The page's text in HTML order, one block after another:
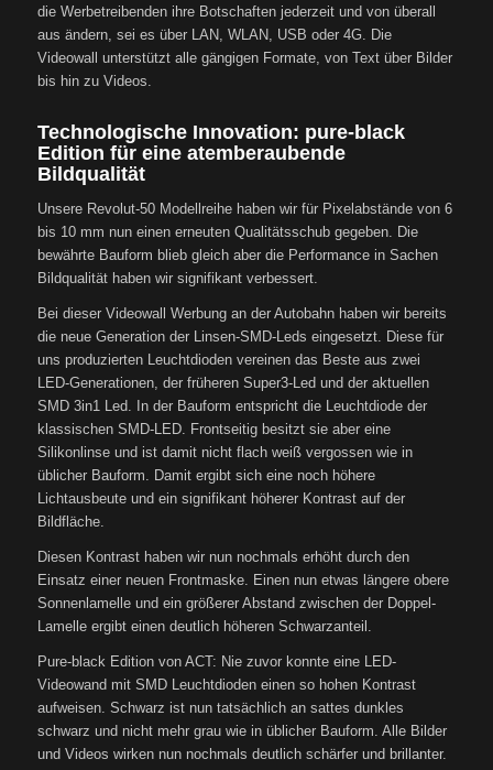
die Werbetreibenden ihre Botschaften jederzeit und von überall
aus ändern, sei es über LAN, WLAN, USB oder 4G. Die
Videowall unterstützt alle gängigen Formate, von Text über Bilder
bis hin zu Videos.
Technologische Innovation: pure-black
Edition für eine atemberaubende
Bildqualität
Unsere Revolut-50 Modellreihe haben wir für Pixelabstände von 6
bis 10 mm nun einen erneuten Qualitätsschub gegeben. Die
bewährte Bauform blieb gleich aber die Performance in Sachen
Bildqualität haben wir signifikant verbessert.
Bei dieser Videowall Werbung an der Autobahn haben wir bereits
die neue Generation der Linsen-SMD-Leds eingesetzt. Diese für
uns produzierten Leuchtdioden vereinen das Beste aus zwei
LED-Generationen, der früheren Super3-Led und der aktuellen
SMD 3in1 Led. In der Bauform entspricht die Leuchtdiode der
klassischen SMD-LED. Frontseitig besitzt sie aber eine
Silikonlinse und ist damit nicht flach weiß vergossen wie in
üblicher Bauform. Damit ergibt sich eine noch höhere
Lichtausbeute und ein signifikant höherer Kontrast auf der
Bildfläche.
Diesen Kontrast haben wir nun nochmals erhöht durch den
Einsatz einer neuen Frontmaske. Einen nun etwas längere obere
Sonnenlamelle und ein größerer Abstand zwischen der Doppel-
Lamelle ergibt einen deutlich höheren Schwarzanteil.
Pure-black Edition von ACT: Nie zuvor konnte eine LED-
Videowand mit SMD Leuchtdioden einen so hohen Kontrast
aufweisen. Schwarz ist nun tatsächlich an sattes dunkles
schwarz und nicht mehr grau wie in üblicher Bauform. Alle Bilder
und Videos wirken nun nochmals deutlich schärfer und brillanter.